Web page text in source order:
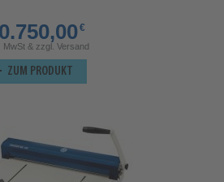
€
MwSt & zzgl. Versand
ZUM PRODUKT